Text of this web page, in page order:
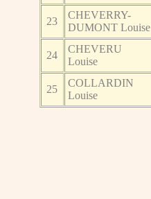
23
CHEVERRY-
DUMONT Louise
24
CHEVERU
Louise
25
COLLARDIN
Louise